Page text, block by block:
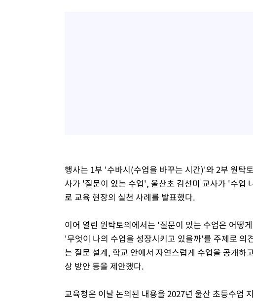
행사는 1부 '수바시(수업을 바꾸는 시간)'와 2부 원탁
사가 '질문이 있는 수업', 울산초 김선미 교사가 '수업
로 교육 현장의 실천 사례를 발표했다.
이어 열린 원탁토의에서는 '질문이 있는 수업은 어떻
'무엇이 나의 수업을 성장시키고 있을까'를 주제로 의
는 질문 설계, 학교 안에서 자연스럽게 수업을 공개하
상 방안 등을 제안했다.
교육청은 이날 논의된 내용을 2027년 울산 초등수업